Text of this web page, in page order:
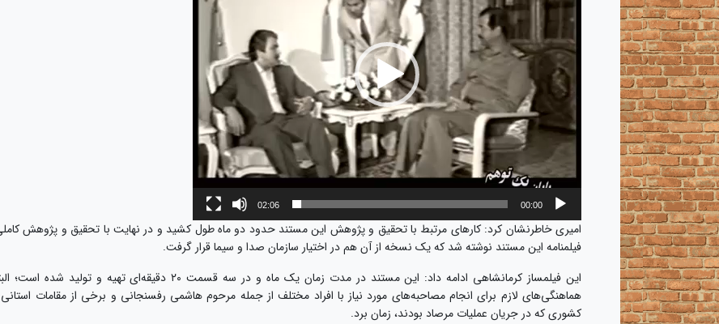
00:00
02:06
امیری خاطرنشان کرد: کارهای مرتبط با تحقیق و پژوهش این مستند حدود دو ماه طول کشید و در نهایت با تحقیق و پژوهش
فیلمنامه این مستند نوشته شد که یک نسخه از آن هم در اختیار سازمان صدا و سیما قرار گرفت.
این فیلمساز کرمانشاهی ادامه داد: این مستند در مدت زمان یک ماه و در سه قسمت ۲۰ دقیقه‌ای تهیه و تولید شده
هماهنگی‌های لازم برای انجام مصاحبه‌های مورد نیاز با افراد مختلف از جمله مرحوم هاشمی رفسنجانی و برخی از مقامات
کشوری که در جریان عملیات مرصاد بودند، زمان برد.